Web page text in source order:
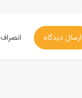
ارسال دیدگاه انصراف